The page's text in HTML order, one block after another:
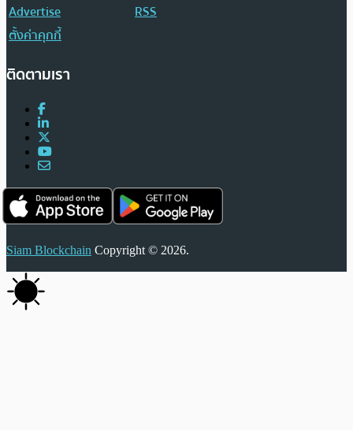
Advertise
RSS
ตั้งค่าคุกกี้
ติดตามเรา
Siam Blockchain Copyright © 2026.